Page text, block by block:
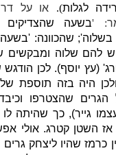
לגלות).או על דרך
:
בשעה שהצדיקים
';שהכוונה: 'בשעה
שלוה ומבקשים
' (עץ יוסף).לכן הודגש
היה בזה תוספת
שהצטרפו
גייר),כך שהיתה לו
השטן קטרג.אולי
שהיו ליצחק גרים